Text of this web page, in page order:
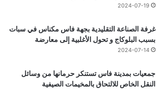
2024-07-19
غرفة الصناعة التقليدية بجهة فاس مكناس في سبات
بسبب البلوكاج و تحول الأغلبية إلى معارضة
2024-07-14
جمعيات بمدينة فاس تستنكر حرمانها من وسائل
النقل الخاص للالتحاق بالمخيمات الصيفية